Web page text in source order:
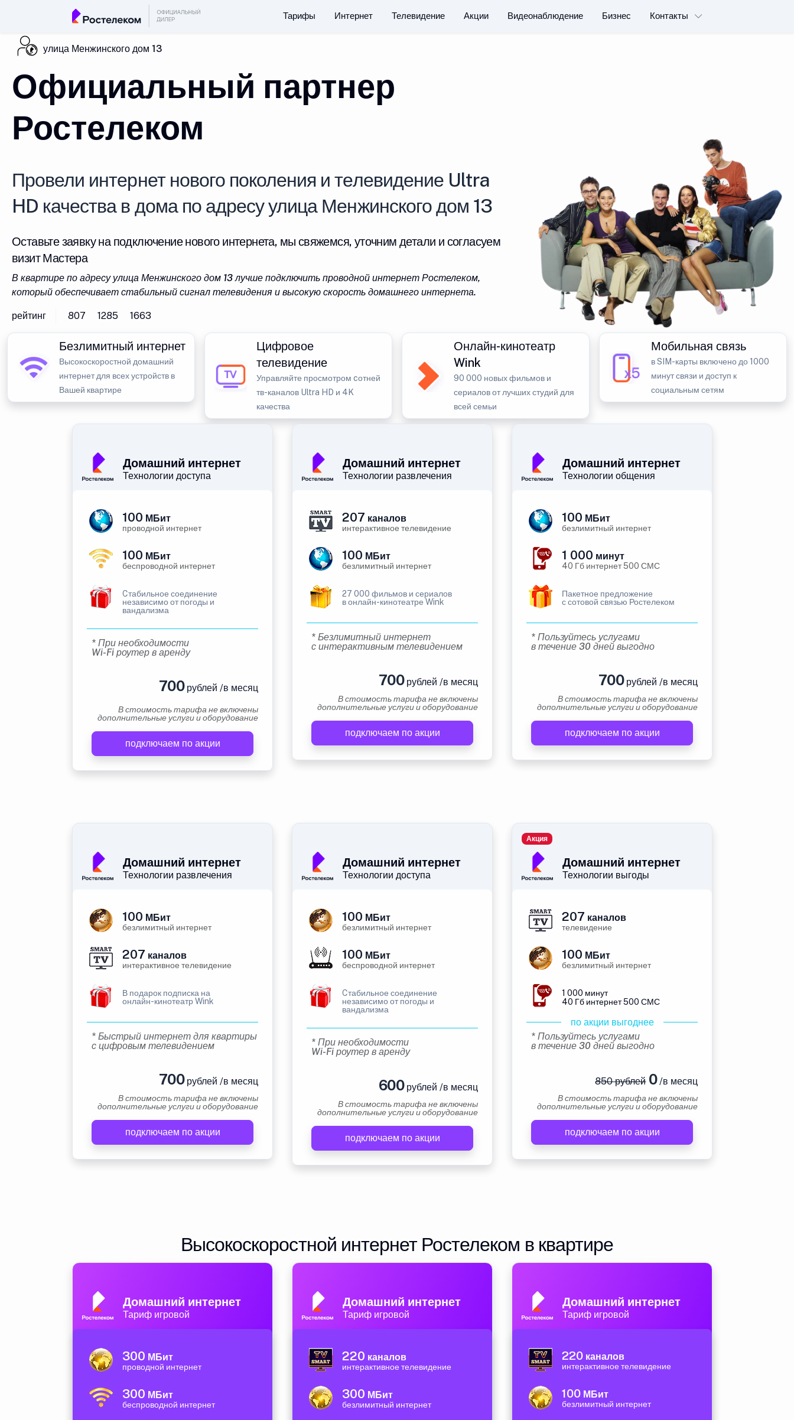
Тарифы Интернет Телевидение Акции Видеонаблюдение Бизнес Контакты
улица Менжинского дом 13
Официальный партнер
Ростелеком
Провели интернет нового поколения и телевидение Ultra
HD качества в дома по адресу улица Менжинского дом 13
Оставьте заявку на подключение нового интернета, мы свяжемся, уточним детали и согласуем
визит Мастера
В квартире по адресу улица Менжинского дом 13 лучше подключить проводной интернет Ростелеком,
который обеспечивает стабильный сигнал телевидения и высокую скорость домашнего интернета.
рейтинг 807 1285 1663
Безлимитный интернет
Высокоскоростной домашний
интернет для всех устройств в
Вашей квартире
Цифровое
телевидение
Управляйте просмотром cотней
тв-каналов Ultra HD и 4K
качества
Онлайн-кинотеатр
Wink
90 000 новых фильмов и
сериалов от лучших студий для
всей семьи
Мобильная связь
в SIM-карты включено до 1000
минут связи и доступ к
социальным сетям
Домашний интернет
Технологии доступа
100 МБит
проводной интернет
100 МБит
беспроводной интернет
Cтабильное соединение
независимо от погоды и
вандализма
* При необходимости
Wi-Fi роутер в аренду
700рублей /в месяц
В стоимость тарифа не включены
дополнительные услуги и оборудование
подключаем по акции
Домашний интернет
Технологии развлечения
207 каналов
интерактивное телевидение
100 МБит
безлимитный интернет
27 000 фильмов и сериалов
в онлайн-кинотеатре Wink
* Безлимитный интернет
с интерактивным телевидением
700рублей /в месяц
В стоимость тарифа не включены
дополнительные услуги и оборудование
подключаем по акции
Домашний интернет
Технологии общения
100 МБит
безлимитный интернет
1 000 минут
40 Гб интернет 500 СМС
Пакетное предложение
с сотовой связью Ростелеком
* Пользуйтесь услугами
в течение 30 дней выгодно
700рублей /в месяц
В стоимость тарифа не включены
дополнительные услуги и оборудование
подключаем по акции
Домашний интернет
Технологии развлечения
100 МБит
безлимитный интернет
207 каналов
интерактивное телевидение
В подарок подписка на
онлайн-кинотеатр Wink
* Быстрый интернет для квартиры
с цифровым телевидением
700рублей /в месяц
В стоимость тарифа не включены
дополнительные услуги и оборудование
подключаем по акции
Домашний интернет
Технологии доступа
100 МБит
безлимитный интернет
100 МБит
беспроводной интернет
Cтабильное соединение
независимо от погоды и
вандализма
* При необходимости
Wi-Fi роутер в аренду
600рублей /в месяц
В стоимость тарифа не включены
дополнительные услуги и оборудование
подключаем по акции
Домашний интернет
Технологии выгоды
Акция
207 каналов
телевидение
100 МБит
безлимитный интернет
1 000 минут
40 Гб интернет 500 СМС
по акции выгоднее
* Пользуйтесь услугами
в течение 30 дней выгодно
850 рублей0/в месяц
В стоимость тарифа не включены
дополнительные услуги и оборудование
подключаем по акции
Высокоскоростной интернет Ростелеком в квартире
Домашний интернет
Тариф игровой
300 МБит
проводной интернет
300 МБит
беспроводной интернет
Домашний интернет
Тариф игровой
220 каналов
интерактивное телевидение
300 МБит
безлимитный интернет
Домашний интернет
Тариф игровой
220 каналов
интерактивное телевидение
100 МБит
безлимитный интернет